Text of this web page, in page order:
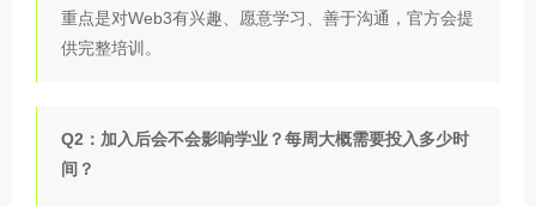
重点是对Web3有兴趣、愿意学习、善于沟通，官方会提
供完整培训。
Q2：加入后会不会影响学业？每周大概需要投入多少时
间？